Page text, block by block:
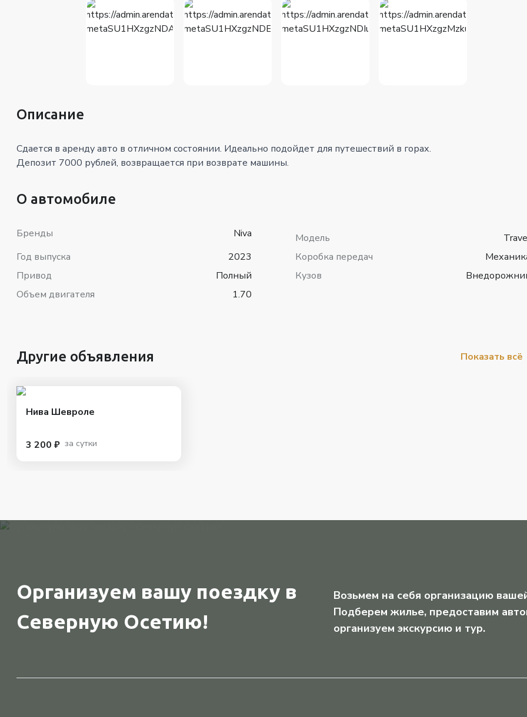
Описание
Сдается в аренду авто в отличном состоянии. Идеально подойдет для путешествий в горах.
Депозит 7000 рублей, возвращается при возврате машины.
О автомобиле
Бренды Niva Модель
Год выпуска
2023 Коробка передач
Привод
Полный Кузов
Объем двигателя
1.70
Другие объявления Показать всё
Нива Шевроле
3 200 ₽ за сутки
Организуем вашу поездку в
Северную Осетию!
Возьмем на себя организацию
Подберем жилье, предоставим
организуем экскурсию и тур.